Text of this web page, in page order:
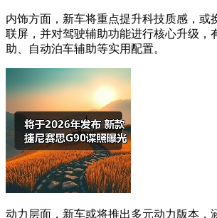
内饰方面，新车将重点提升科技质感，或
联屏，并对驾驶辅助功能进行核心升级，
助、自动泊车辅助等实用配置。
动力层面，新车或将推出多元动力版本，